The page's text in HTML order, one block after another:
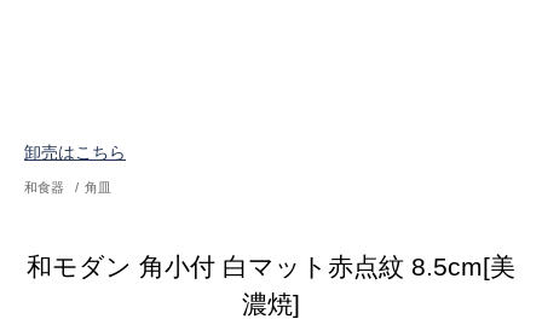
卸売はこちら
和食器 / 角皿
和モダン 角小付 白マット赤点紋 8.5cm[美
濃焼]